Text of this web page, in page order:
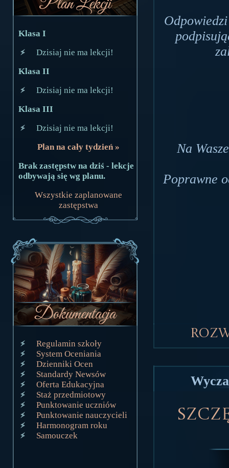
Klasa I
Dzisiaj nie ma lekcji!
Klasa II
Dzisiaj nie ma lekcji!
Klasa III
Dzisiaj nie ma lekcji!
Plan na cały tydzień »
Brak zastępstw na dziś - lekcje
odbywają się wg planu.
Wszystkie zaplanowane
zastępstwa
Regulamin szkoły
System Oceniania
Dzienniki Ocen
Standardy Newsów
Oferta Edukacyjna
Staż przedmiotowy
Punktowanie uczniów
Punktowanie nauczycieli
Harmonogram roku
Samouczek
Na
Poprawne